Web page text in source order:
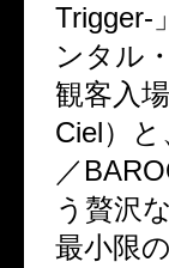
Trigger-
ンタル
観客入
Ciel）
／
う贅沢
最小限